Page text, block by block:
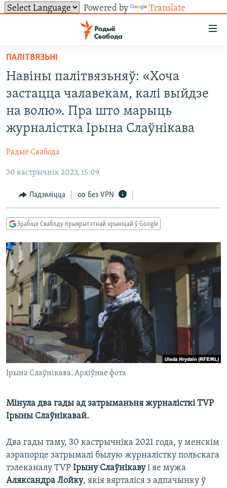
Powered by Translate
ўнівэрсальнага
доступу
Перайсьці
да
галоўнага
зьместу
да
галоўнай
Перайсьці
пошуку
ВАЙНА
БЕЛАРУСЫ НА ВАЙНЕ
КУЛЬТУРА
КАЛЯНДАР
КНІГІ
АЎДЫЁКНІГІ
МОВА
НА ХВАЛЯХ СВАБОДЫ
АБЫСЬЦІ БЛЯКАВАНЬНЕ
ПАДПІСАЦЦА
FACEBOOK
TWITTER
САЧЫЦЕ ЗА АБНАЎЛЕНЬНЯМІ
Усе сайты РС/РСЭ
ПАЛІТВЯЗЬНІ
Навіны палітвязьняў: «Хоча
застацца чалавекам, калі выйдзе
на волю». Пра што марыць
журналістка Ірына Слаўнікава
Радыё Свабода
30 кастрычнік 2023, 15:09
Падзяліцца Без VPN
Зрабіце Свабоду прыярытэтнай крыніцай ў Google
Ірына Слаўнікава. Архіўнае фота
Мінула два гады ад затрыманьня журналісткі TVP
Ірыны Слаўнікавай.
Два гады таму, 30 кастрычніка 2021 года, у менскім
аэрапорце затрымалі былую журналістку польскага
тэлеканалу TVP Ірыну Слаўнікавуі яе мужа
Аляксандра Лойку, якія вярталіся з адпачынку ў